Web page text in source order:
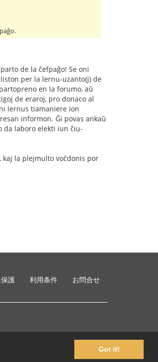
Got it!
de la ĉefpaĝo! Se oni
per la lernu-uzanto(j) de
en la forumo, aŭ
de eraroj, pro donaco al
lernus tiamaniere ion
informon. Ĝi povas ankaŭ
da laboro elekti iun ĉiu-
la plejmulto voĉdonis por
護 利用条件 お問合せ